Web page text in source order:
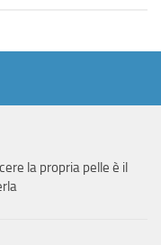
la propria pelle è il